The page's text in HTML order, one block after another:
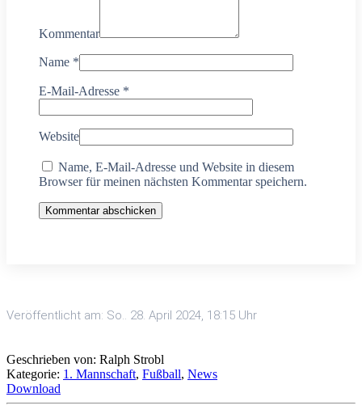
Kommentar
Name *
E-Mail-Adresse *
Website
Name, E-Mail-Adresse und Website in diesem
Browser für meinen nächsten Kommentar speichern.
Kommentar abschicken
Veröffentlicht am: So.. 28. April 2024, 18:15 Uhr
Geschrieben von: Ralph Strobl
Kategorie: 1. Mannschaft, Fußball, News
Download